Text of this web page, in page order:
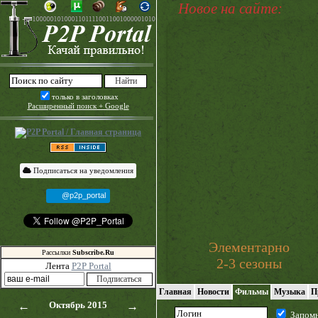
только в заголовках
Расширенный поиск + Google
Подписаться на уведомления
@p2p_portal
Рассылки Subscribe.Ru
Лента P2P Portal
← Октябрь 2015 →
Новое на сайте:
Элементарно
2-3 сезоны
Главная Новости Фильмы Музыка